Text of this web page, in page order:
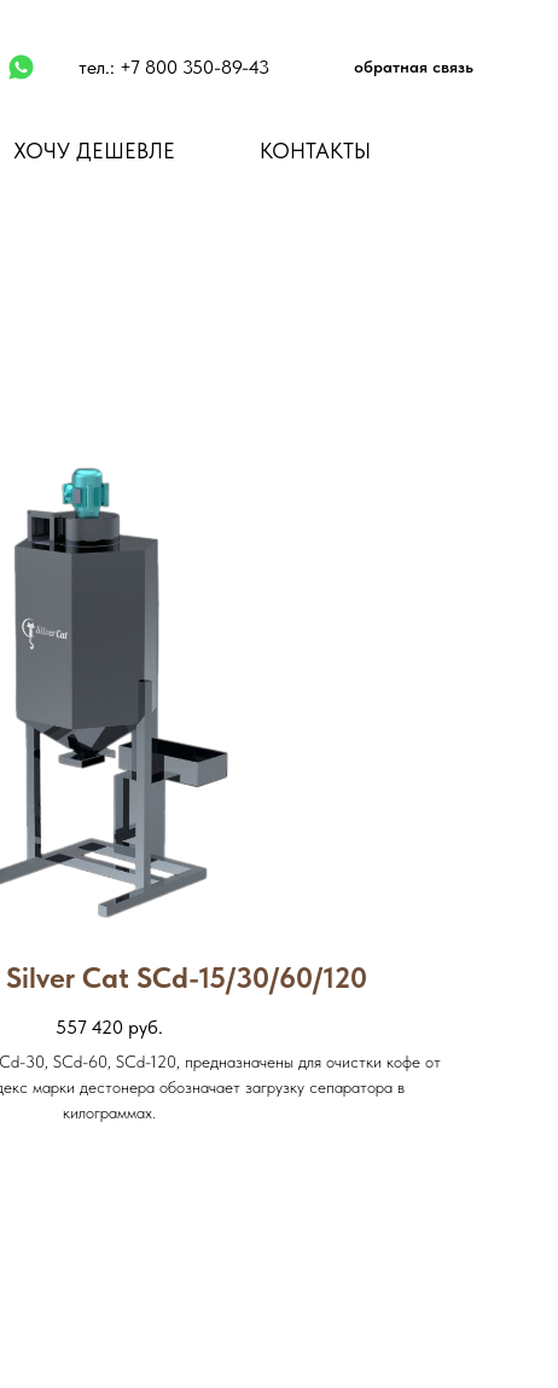
тел.: +7 800 350-89-43 обратная связь
ХОЧУ ДЕШЕВЛЕ КОНТАКТЫ
Cat SCd-15/30/60/120
557 420 руб.
30, SCd-60, SCd-120, предназначены для очистки кофе от
марки дестонера обозначает загрузку сепаратора в
килограммах.